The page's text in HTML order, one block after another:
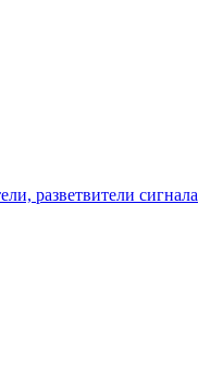
разветвители сигнала